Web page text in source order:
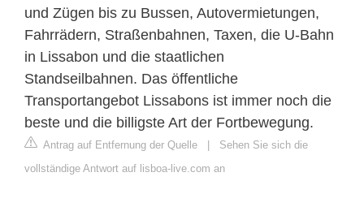
und Zügen bis zu Bussen, Autovermietungen,
Fahrrädern, Straßenbahnen, Taxen, die U-Bahn
in Lissabon und die staatlichen
Standseilbahnen. Das öffentliche
Transportangebot Lissabons ist immer noch die
beste und die billigste Art der Fortbewegung.
Antrag auf Entfernung der Quelle | Sehen Sie sich die
vollständige Antwort auf lisboa-live.com an